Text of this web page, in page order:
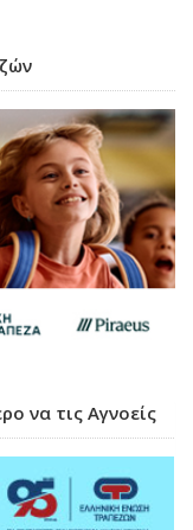
να τις Αγνοείς